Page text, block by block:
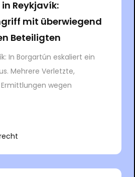
Reykjavík:
mit überwiegend
Beteiligten
In Borgartún eskaliert ein
Mehrere Verletzte,
wegen